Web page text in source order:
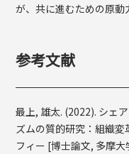
が、共に進むための原動
参考文献
最上, 雄太. (2022). シェ
ズムの質的研究：組織
フィー [博士論文, 多摩大